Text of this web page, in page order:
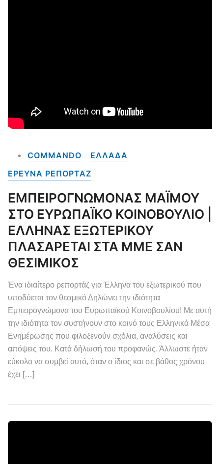
COMMANDO
ΕΛΛΑΔΑ
ΕΡΕΥΝΑ ΡΕΠΟΡΤΑΖ
ΕΜΠΕΙΡΟΓΝΩΜΟΝΑΣ ΜΑΪΜΟΥ
ΣΤΟ ΕΥΡΩΠΑΪΚΟ ΚΟΙΝΟΒΟΥΛΙΟ |
ΕΛΛΗΝΑΣ ΕΞΩΤΕΡΙΚΟΥ
ΠΛΑΣΑΡΕΤΑΙ ΣΤΑ ΜΜΕ ΣΑΝ
ΘΕΣΙΜΙΚΟΣ
Ένα ιδιαίτερο ρεπορτάζ για Έλληνα του εξωτερικού που
υποδύεται τον θεσμικό Δηλώνει την ιδιότητα
Εμπειρογνώμονα του Ευρωπαϊκού Κοινοβουλίου! Με αυτή
την ιδιότητα τον συστήνουν στο κοινό τους Ελληνικά Μέσα
Ενημέρωσης που φιλοξενούν σχόλια, αναλύσεις και
απόψεις του. Κατά δήλωσή του προφανώς. Άλλωστε ήταν
εύκολο να συμβεί αυτό, όταν ο ίδιος και σε βάθος χρόνου
έχει […]